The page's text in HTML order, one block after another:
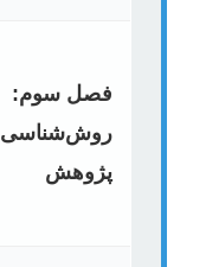
فصل سوم:
روش‌شناسی
پژوهش